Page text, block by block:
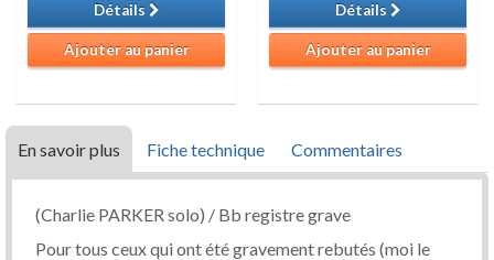
Détails
Ajouter au panier
Détails
Ajouter au panier
En savoir plus Fiche technique Commentaires
(Charlie PARKER solo) / Bb registre grave
Pour tous ceux qui ont été gravement rebutés (moi le